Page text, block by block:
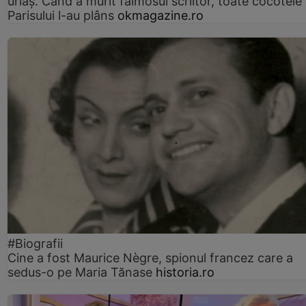
Parisului l-au plâns okmagazine.ro
#Biografii
Cine a fost Maurice Nègre, spionul francez care a
sedus-o pe Maria Tănase historia.ro